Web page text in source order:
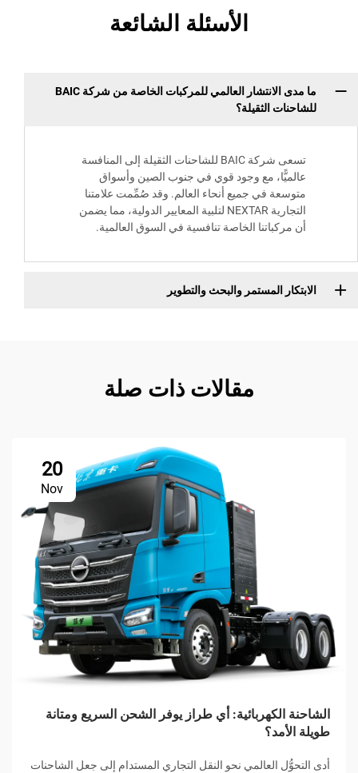
الأسئلة الشائعة
ما مدى الانتشار العالمي للمركبات الخاصة من شركة BAIC
للشاحنات الثقيلة؟
تسعى شركة BAIC للشاحنات الثقيلة إلى المنافسة
عالميًّا، مع وجود قوي في جنوب الصين وأسواق
متوسعة في جميع أنحاء العالم. وقد صُمِّمت علامتنا
التجارية NEXTAR لتلبية المعايير الدولية، مما يضمن
أن مركباتنا الخاصة تنافسية في السوق العالمية.
الابتكار المستمر والبحث والتطوير
مقالات ذات صلة
20
Nov
الشاحنة الكهربائية: أي طراز يوفر الشحن السريع ومتانة
طويلة الأمد؟
أدى التحوُّل العالمي نحو النقل التجاري المستدام إلى جعل الشاحنات